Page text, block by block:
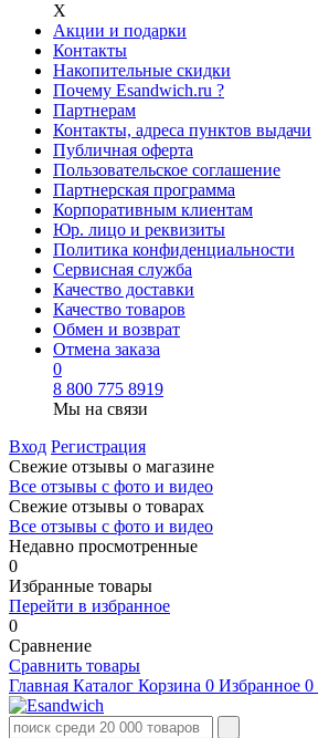
Х
Акции и подарки
Контакты
Накопительные скидки
Почему Esandwich.ru ?
Партнерам
Контакты, адреса пунктов выдачи
Публичная оферта
Пользовательское соглашение
Партнерская программа
Корпоративным клиентам
Юр. лицо и реквизиты
Политика конфиденциальности
Сервисная служба
Качество доставки
Качество товаров
Обмен и возврат
Отмена заказа
0
8 800 775 8919
Мы на связи
Вход Регистрация
Свежие отзывы о магазине
Все отзывы с фото и видео
Свежие отзывы о товарах
Все отзывы c фото и видео
Недавно просмотренные
0
Избранные товары
Перейти в избранное
0
Сравнение
Сравнить товары
Главная Каталог Корзина 0 Избранное 0